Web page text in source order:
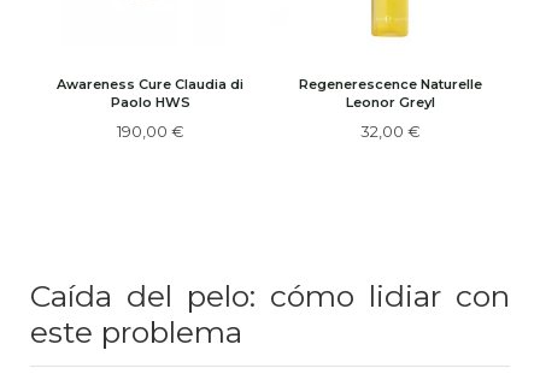
Awareness Cure Claudia di
Paolo HWS
190,00 €
Regenerescence Naturelle
Leonor Greyl
32,00 €
Caída del pelo: cómo lidiar con
este problema